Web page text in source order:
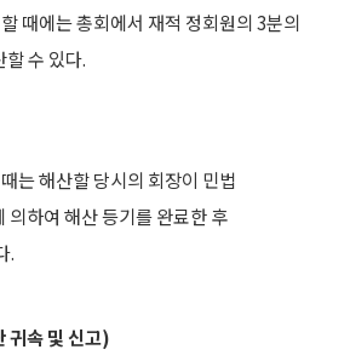
때에는 총회에서 재적 정회원의 3분의
수 있다.
는 해산할 당시의 회장이 민법
의하여 해산 등기를 완료한 후
.
귀속 및 신고)